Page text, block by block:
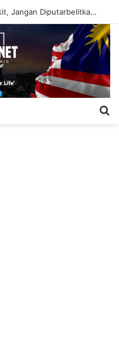
Onn Hafiz Bersuara Demi Pesakit, Jangan Diputarbelitkan – Hasrunizah